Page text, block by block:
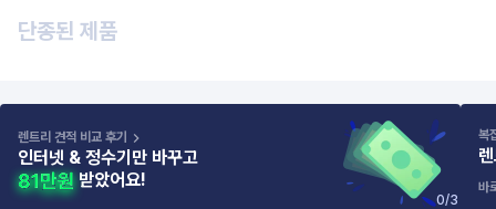
단종된 제품
렌트리 견적 비교 후기
인터넷 & 정수기만 바꾸고
받았어요!
복
바
0/3